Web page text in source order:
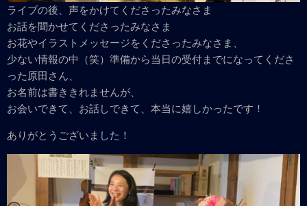
ライブの後、声をかけてくださったみなさま
お話を聞かせてくださったみなさま
お花やイラストメッセージをくださったみなさま、
少ない情報の中（笑）準備から当日の受付までになってくださ
った原田さん、
お名前は書ききれませんが、
お会いできて、お話しできて、本当に嬉しかったです！
ありがとうございました！